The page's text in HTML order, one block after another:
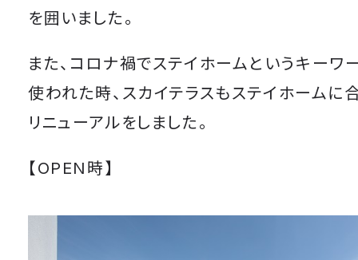
を囲いました。
また、コロナ禍でステイホームというキーワ
使われた時、スカイテラスもステイホームに
リニューアルをしました。
【OPEN時】